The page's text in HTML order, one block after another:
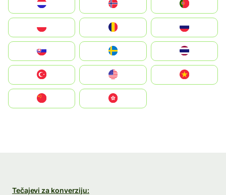
United States
中國香港特別行政區
Tečajevi za konverziju: